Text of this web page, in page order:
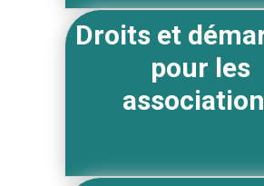
Droits et
pour les